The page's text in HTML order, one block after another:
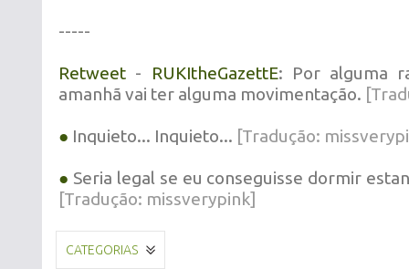
-----
Retweet - RUKItheGazettE: Por alguma
amanhã vai ter alguma movimentação.
● Inquieto... Inquieto... [Tradução:
● Seria legal se eu conseguisse dormir
[Tradução: missverypink]
CATEGORIAS